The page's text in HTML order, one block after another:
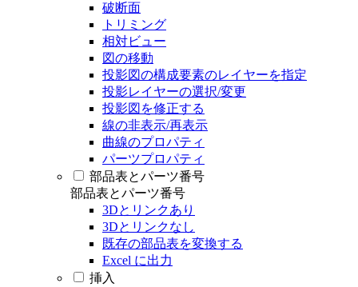
破断面
トリミング
相対ビュー
図の移動
投影図の構成要素のレイヤーを指定
投影レイヤーの選択/変更
投影図を修正する
線の非表示/再表示
曲線のプロパティ
パーツプロパティ
部品表とパーツ番号
部品表とパーツ番号
3Dとリンクあり
3Dとリンクなし
既存の部品表を変換する
Excel に出力
挿入